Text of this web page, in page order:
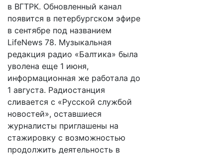
в ВГТРК. Обновленный канал
появится в петербургском эфире
в сентябре под названием
LifeNews 78. Музыкальная
редакция радио «Балтика» была
уволена еще 1 июня,
информационная же работала до
1 августа. Радиостанция
сливается с «Русской службой
новостей», оставшиеся
журналисты приглашены на
стажировку с возможностью
продолжить деятельность в